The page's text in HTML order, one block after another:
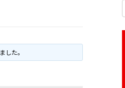
した。